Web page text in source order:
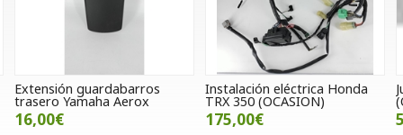
Instalación eléctrica Honda
TRX 350 (OCASION)
175,00€
Juego tapas E-broh Veracruz
(Ocasion)
50,00€